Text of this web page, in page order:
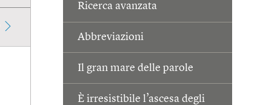
Ricerca avanzata
Abbreviazioni
Il gran mare delle parole
È irresistibile l’ascesa degli